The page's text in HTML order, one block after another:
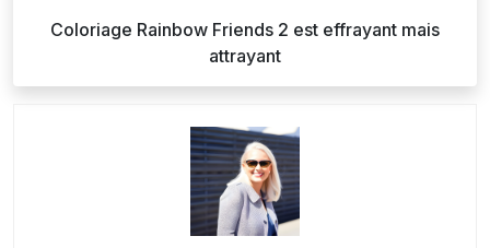
Coloriage Rainbow Friends 2 est effrayant mais
attrayant